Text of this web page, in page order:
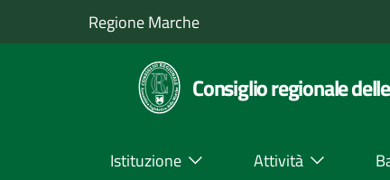
Regione Marche
Consiglio regionale
Istituzione Attività